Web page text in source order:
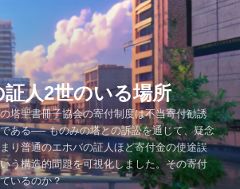
人2世のいる場所
塔聖書冊子協会の寄付制度は不当寄付勧誘
ある── ものみの塔との訴訟を通じて、疑念
り普通のエホバの証人ほど寄付金の使途誤
う構造的問題を可視化しました。その寄付
いるのか？